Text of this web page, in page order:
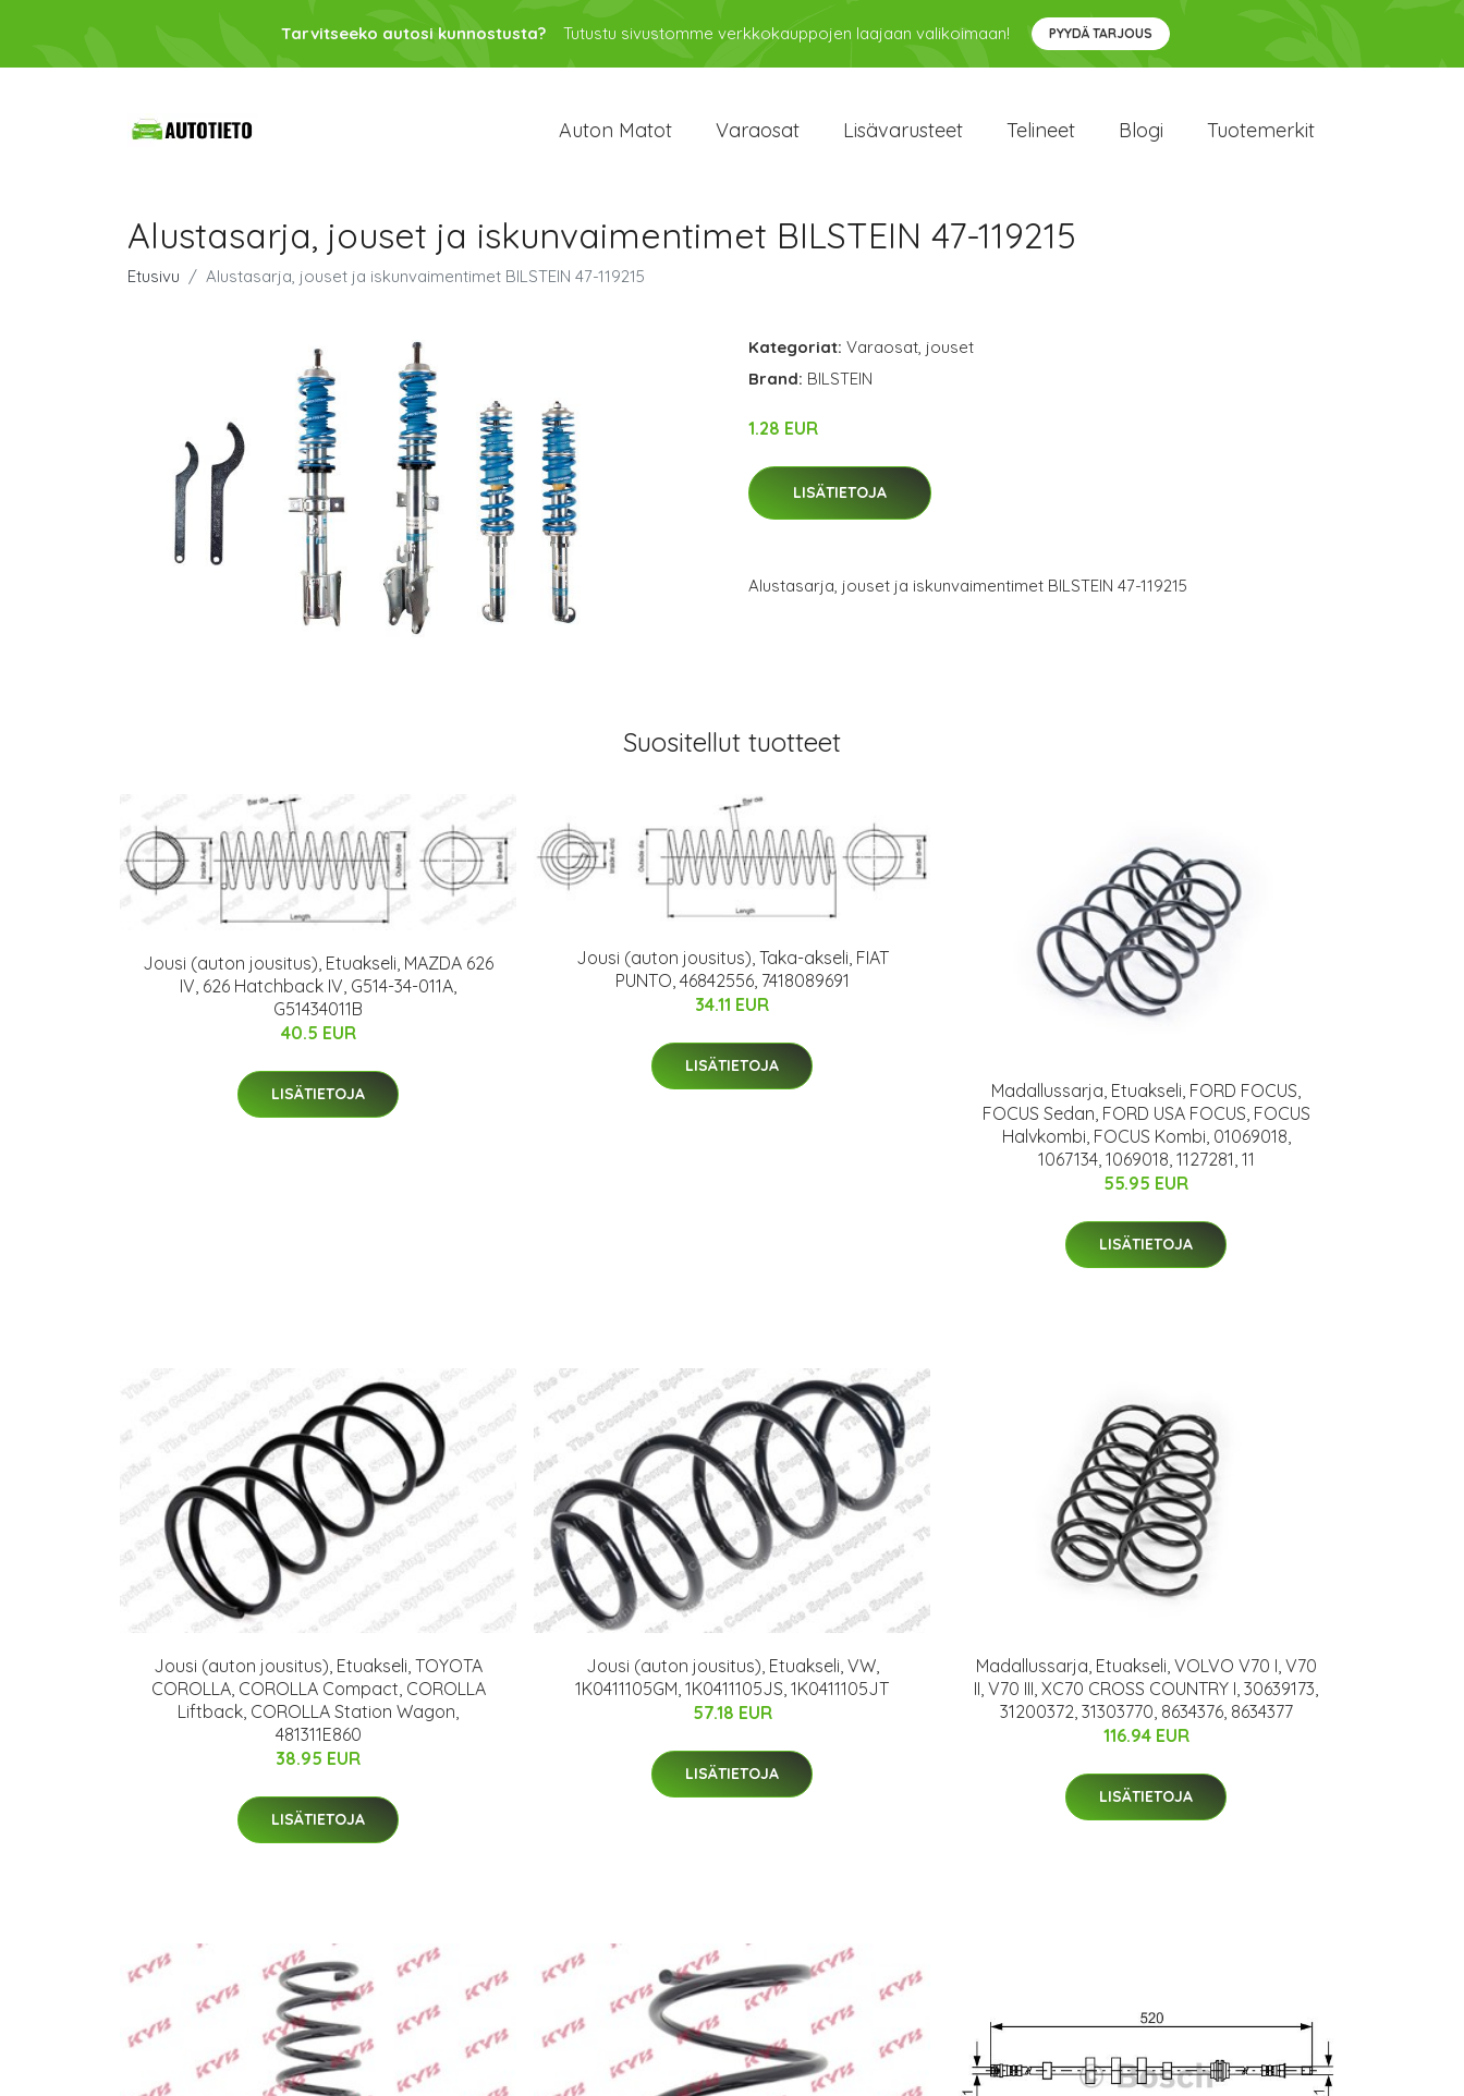
Tarvitseeko autosi kunnostusta? Tutustu sivustomme verkkokauppojen laajaan valikoimaan! PYYDÄ TARJOUS
Auton Matot Varaosat Lisävarusteet Telineet Blogi Tuotemerkit
Alustasarja, jouset ja iskunvaimentimet BILSTEIN 47-119215
Etusivu Alustasarja, jouset ja iskunvaimentimet BILSTEIN 47-119215
Kategoriat: Varaosat, jouset
Brand: BILSTEIN
1.28 EUR
LISÄTIETOJA
Alustasarja, jouset ja iskunvaimentimet BILSTEIN 47-119215
Suositellut tuotteet
Jousi (auton jousitus), Etuakseli, MAZDA 626
IV, 626 Hatchback IV, G514-34-011A,
G51434011B
40.5 EUR
LISÄTIETOJA
Jousi (auton jousitus), Taka-akseli, FIAT
PUNTO, 46842556, 7418089691
34.11 EUR
LISÄTIETOJA
Madallussarja, Etuakseli, FORD FOCUS,
FOCUS Sedan, FORD USA FOCUS, FOCUS
Halvkombi, FOCUS Kombi, 01069018,
1067134, 1069018, 1127281, 11
55.95 EUR
LISÄTIETOJA
Jousi (auton jousitus), Etuakseli, TOYOTA
COROLLA, COROLLA Compact, COROLLA
Liftback, COROLLA Station Wagon,
481311E860
38.95 EUR
LISÄTIETOJA
Jousi (auton jousitus), Etuakseli, VW,
1K0411105GM, 1K0411105JS, 1K0411105JT
57.18 EUR
LISÄTIETOJA
Madallussarja, Etuakseli, VOLVO V70 I, V70
II, V70 III, XC70 CROSS COUNTRY I, 30639173,
31200372, 31303770, 8634376, 8634377
116.94 EUR
LISÄTIETOJA